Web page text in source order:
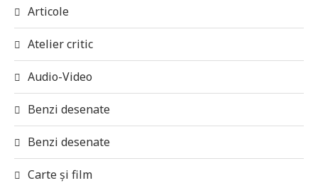
Articole
Atelier critic
Audio-Video
Benzi desenate
Benzi desenate
Carte și film